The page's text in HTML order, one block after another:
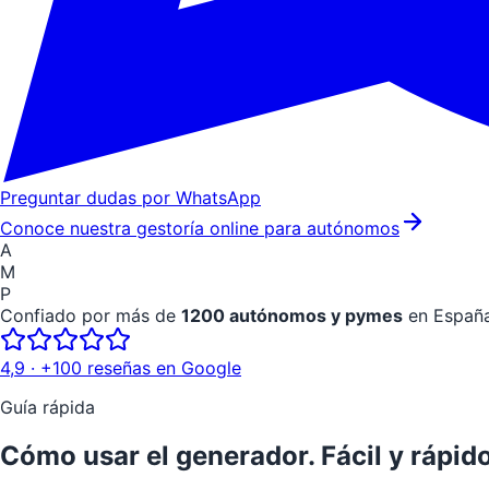
Preguntar dudas por WhatsApp
Conoce nuestra gestoría online para autónomos
A
M
P
Confiado por más de 1200 autónomos y pymes en
4,9 · +100 reseñas en Google
Guía rápida
Cómo usar el generador. Fácil y